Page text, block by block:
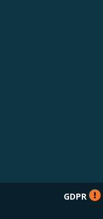
GDPR